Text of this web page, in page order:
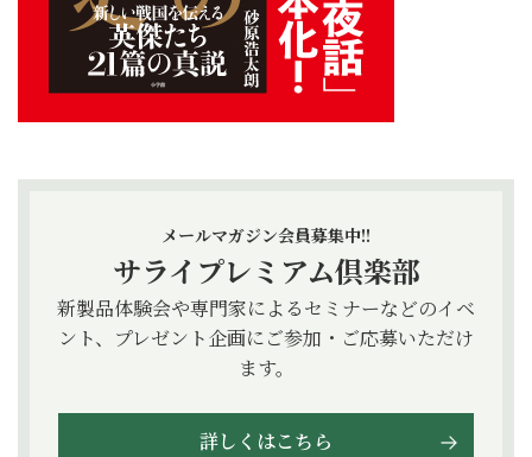
メールマガジン会員募集中!!
サライプレミアム倶楽部
新製品体験会や専門家によるセミナーなどのイベ
ント、プレゼント企画にご参加・ご応募いただけ
ます。
詳しくはこちら